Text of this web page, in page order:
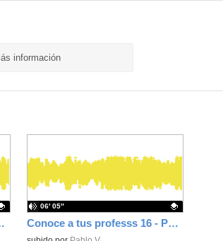
información
(Inglés) Conoce a tus professs 16 - Paqui (Lengua)
06′ 05″